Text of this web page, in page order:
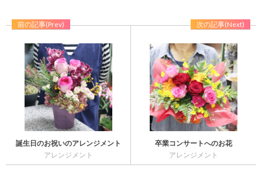
前の記事(Prev)
誕生日のお祝いのアレンジメント
アレンジメント
次の記事(Next)
卒業コンサートへのお花
アレンジメント